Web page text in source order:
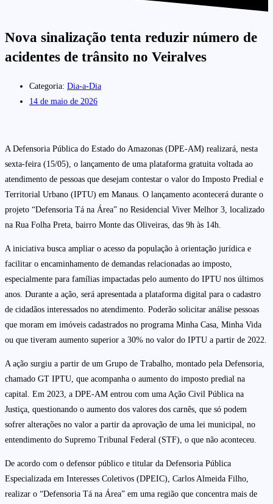
Nova sinalização tenta reduzir número de
acidentes de trânsito no Veiralves
Categoria: Dia-a-Dia
14 de maio de 2026
A Defensoria Pública do Estado do Amazonas (DPE-AM) realizará, nesta
sexta-feira (15/05), o lançamento de uma plataforma gratuita voltada ao
atendimento de pessoas que desejam contestar o valor do Imposto Predial e
Territorial Urbano (IPTU) em Manaus. O lançamento acontecerá durante o
projeto “Defensoria Tá na Área” no Residencial Viver Melhor 3, localizado
na Rua Folha Preta, bairro Monte das Oliveiras, das 9h às 14h.
A iniciativa busca ampliar o acesso da população à orientação jurídica e
facilitar o encaminhamento de demandas relacionadas ao imposto,
especialmente para famílias impactadas pelo aumento do IPTU nos últimos
anos. Durante a ação, será apresentada a plataforma digital para o cadastro
de cidadãos interessados no atendimento. Poderão solicitar análise pessoas
que moram em imóveis cadastrados no programa Minha Casa, Minha Vida
ou que tiveram aumento superior a 30% no valor do IPTU a partir de 2022.
A ação surgiu a partir de um Grupo de Trabalho, montado pela Defensoria,
chamado GT IPTU, que acompanha o aumento do imposto predial na
capital. Em 2023, a DPE-AM entrou com uma Ação Civil Pública na
Justiça, questionando o aumento dos valores dos carnês, que só podem
sofrer alterações no valor a partir da aprovação de uma lei municipal, no
entendimento do Supremo Tribunal Federal (STF), o que não aconteceu.
De acordo com o defensor público e titular da Defensoria Pública
Especializada em Interesses Coletivos (DPEIC), Carlos Almeida Filho,
realizar o “Defensoria Tá na Área” em uma região que concentra mais de